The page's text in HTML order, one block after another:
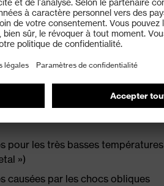
et un haut niveau de confort
de contact à l'arrière du crâne et
pour les très basses températures
»)
causées par les chocs obliques